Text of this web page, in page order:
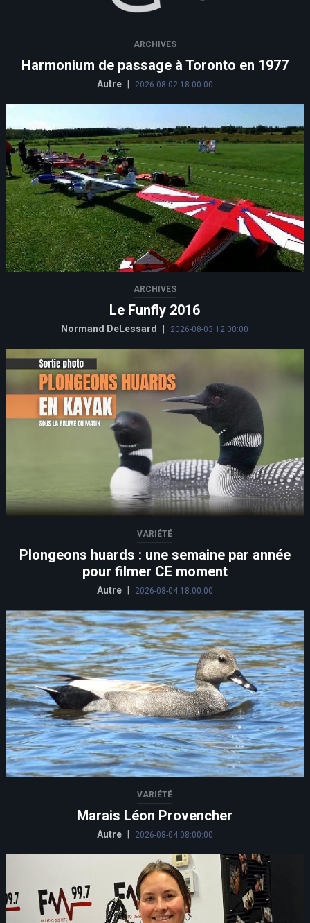
ARCHIVES
Harmonium de passage à Toronto en 1977
Autre 2026-08-02 18:00:00
ARCHIVES
Le Funfly 2016
Normand DeLessard 2026-08-03 12:00:00
VARIÉTÉ
Plongeons huards : une semaine par année
pour filmer CE moment
Autre | 2026-08-04 18:00:00
VARIÉTÉ
Marais Léon Provencher
Autre 2026-08-04 08:00:00